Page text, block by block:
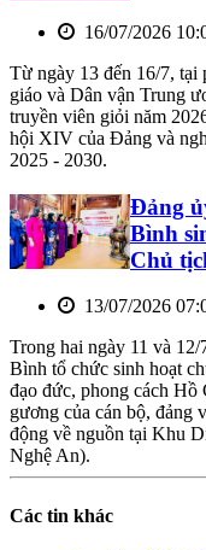
16/07/2026
Từ ngày 13 đến 16/7, tại
giáo và Dân vận Trung
truyền viên giỏi năm
hội XIV của Đảng và
2025 - 2030.
Đảng
Bình
Chủ
13/07/2026
Trong hai ngày 11 và
Bình tổ chức sinh hoạt
đạo đức, phong cách
gương của cán bộ, đảng
động về nguồn tại Khu
Nghệ An).
Các tin khác